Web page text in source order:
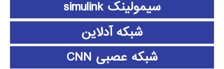
سیمولینک simulink
شبکه آدلاین
شبکه عصبی CNN